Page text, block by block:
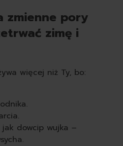
zmienne pory
zimę i
więcej niż Ty, bo:
dowcip wujka –